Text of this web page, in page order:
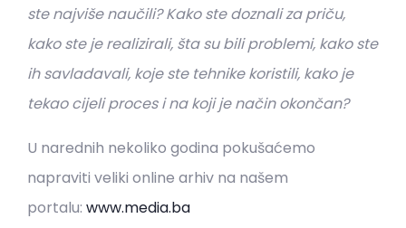
ste najviše naučili? Kako ste doznali za priču,
kako ste je realizirali, šta su bili problemi, kako ste
ih savladavali, koje ste tehnike koristili, kako je
tekao cijeli proces i na koji je način okončan?
U narednih nekoliko godina pokušaćemo
napraviti veliki online arhiv na našem
portalu: www.media.ba